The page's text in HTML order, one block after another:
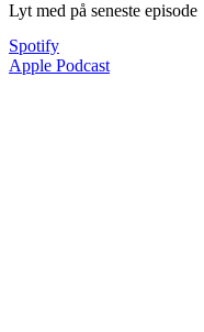
Lyt med på seneste episode
Spotify
Apple Podcast